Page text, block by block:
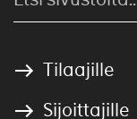
Tilaajille
Sijoittajille